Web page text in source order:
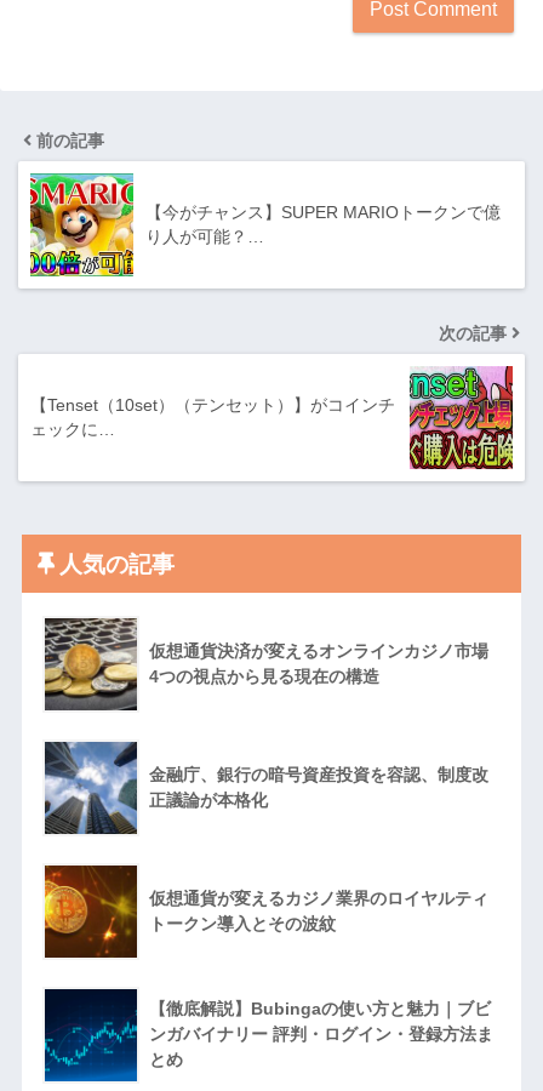
前の記事
【今がチャンス】SUPER MARIOトークンで億
り人が可能？…
次の記事
【Tenset（10set）（テンセット）】がコインチ
ェックに…
人気の記事
仮想通貨決済が変えるオンラインカジノ市場
4つの視点から見る現在の構造
金融庁、銀行の暗号資産投資を容認、制度改
正議論が本格化
仮想通貨が変えるカジノ業界のロイヤルティ
トークン導入とその波紋
【徹底解説】Bubingaの使い方と魅力｜ブビ
ンガバイナリー 評判・ログイン・登録方法ま
とめ